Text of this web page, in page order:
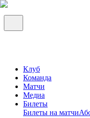
Клуб
Команда
Матчи
Медиа
Билеты
Билеты на матчи